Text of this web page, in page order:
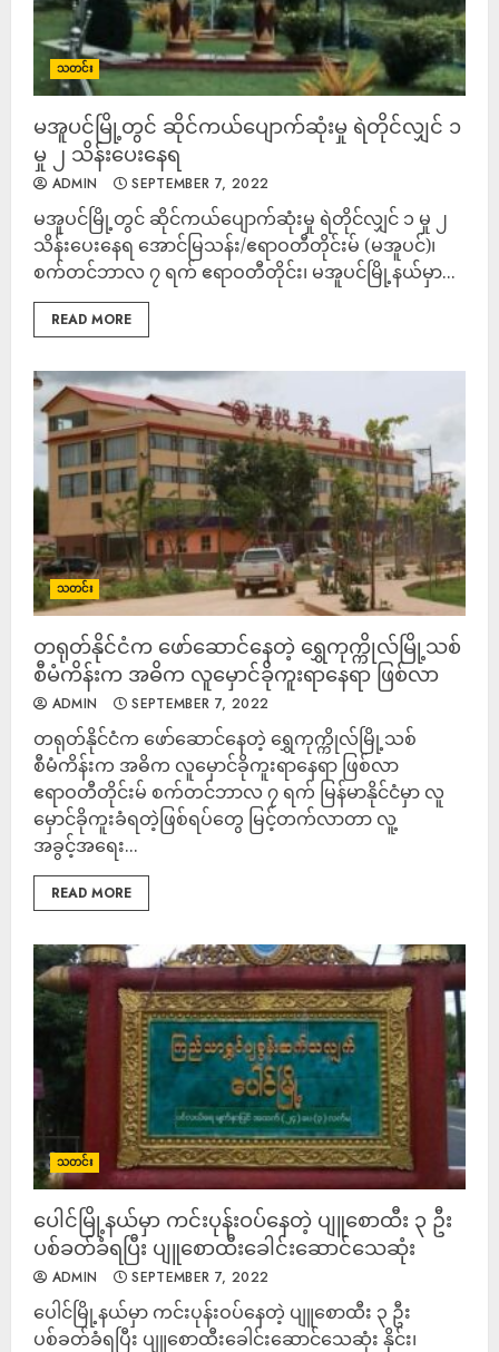
သတင်း
မအူပင်မြို့တွင် ဆိုင်ကယ်ပျောက်ဆုံးမှု ရဲတိုင်လျှင် ၁
မှု ၂ သိန်းပေးနေရ
ADMIN SEPTEMBER 7, 2022
မအူပင်မြို့တွင် ဆိုင်ကယ်ပျောက်ဆုံးမှု ရဲတိုင်လျှင် ၁ မှု ၂
သိန်းပေးနေရ အောင်မြသန်း/ဧရာဝတီတိုင်းမ် (မအူပင်)၊
စက်တင်ဘာလ ၇ ရက် ဧရာဝတီတိုင်း၊ မအူပင်မြို့နယ်မှာ...
READ MORE
သတင်း
တရုတ်နိုင်ငံက ဖော်ဆောင်နေတဲ့ ရွှေကုက္ကိုလ်မြို့သစ်
စီမံကိန်းက အဓိက လူမှောင်ခိုကူးရာနေရာ ဖြစ်လာ
ADMIN SEPTEMBER 7, 2022
တရုတ်နိုင်ငံက ဖော်ဆောင်နေတဲ့ ရွှေကုက္ကိုလ်မြို့သစ်
စီမံကိန်းက အဓိက လူမှောင်ခိုကူးရာနေရာ ဖြစ်လာ
ဧရာဝတီတိုင်းမ် စက်တင်ဘာလ ၇ ရက် မြန်မာနိုင်ငံမှာ လူ
မှောင်ခိုကူးခံရတဲ့ဖြစ်ရပ်တွေ မြင့်တက်လာတာ လူ့
အခွင့်အရေး...
READ MORE
သတင်း
ပေါင်မြို့နယ်မှာ ကင်းပုန်းဝပ်နေတဲ့ ပျူစောထီး ၃ ဦး
ပစ်ခတ်ခံရပြီး ပျူစောထီးခေါင်းဆောင်သေဆုံး
ADMIN SEPTEMBER 7, 2022
ပေါင်မြို့နယ်မှာ ကင်းပုန်းဝပ်နေတဲ့ ပျူစောထီး ၃ ဦး
ပစ်ခတ်ခံရပြီး ပျူစောထီးခေါင်းဆောင်သေဆုံး နိုင်း၊